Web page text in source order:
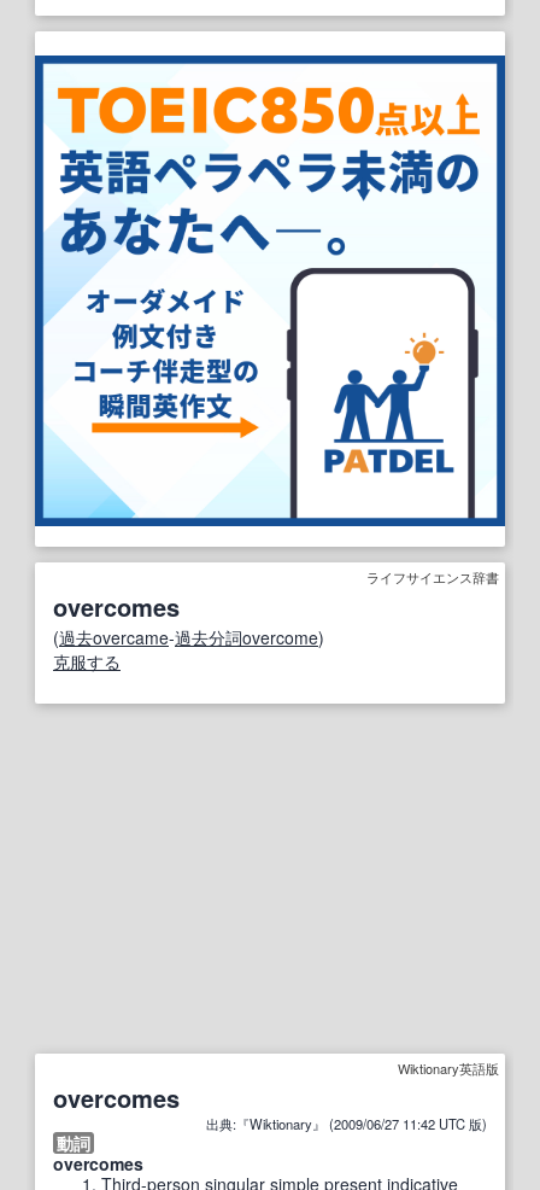
ライフサイエンス辞書
overcomes
(過去overcame-過去分詞overcome)
克服する
Wiktionary英語版
overcomes
出典:『Wiktionary』 (2009/06/27 11:42 UTC 版)
動詞
overcomes
Third-person singular simple present indicative